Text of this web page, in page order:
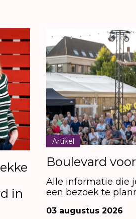
in
Boulevard
Alle informatie die
een bezoek te
03 augustus 2026
Artikel